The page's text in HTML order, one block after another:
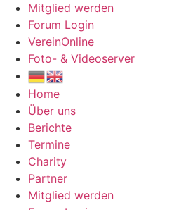
Mitglied werden
Forum Login
VereinOnline
Foto- & Videoserver
Home
Über uns
Berichte
Termine
Charity
Partner
Mitglied werden